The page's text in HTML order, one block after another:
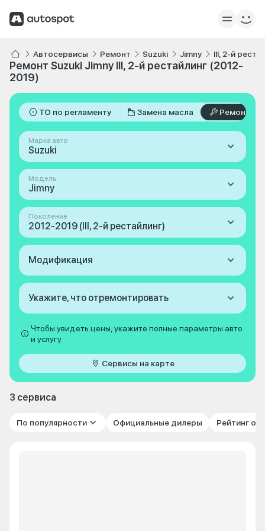
Автосервисы Ремонт Suzuki Jimny III, 2-й
Ремонт Suzuki Jimny III, 2-й рестайлинг (2012-
2019)
ТО по регламенту Замена масла Ремонт
Марка авто
Suzuki
Модель
Jimny
Поколение
2012-2019 (III, 2-й рестайлинг)
Модификация
Укажите, что отремонтировать
Чтобы увидеть цены, укажите полные параметры авто
и услугу
Сервисы на карте
3 сервиса
По популярности Официальные дилеры Рейтинг